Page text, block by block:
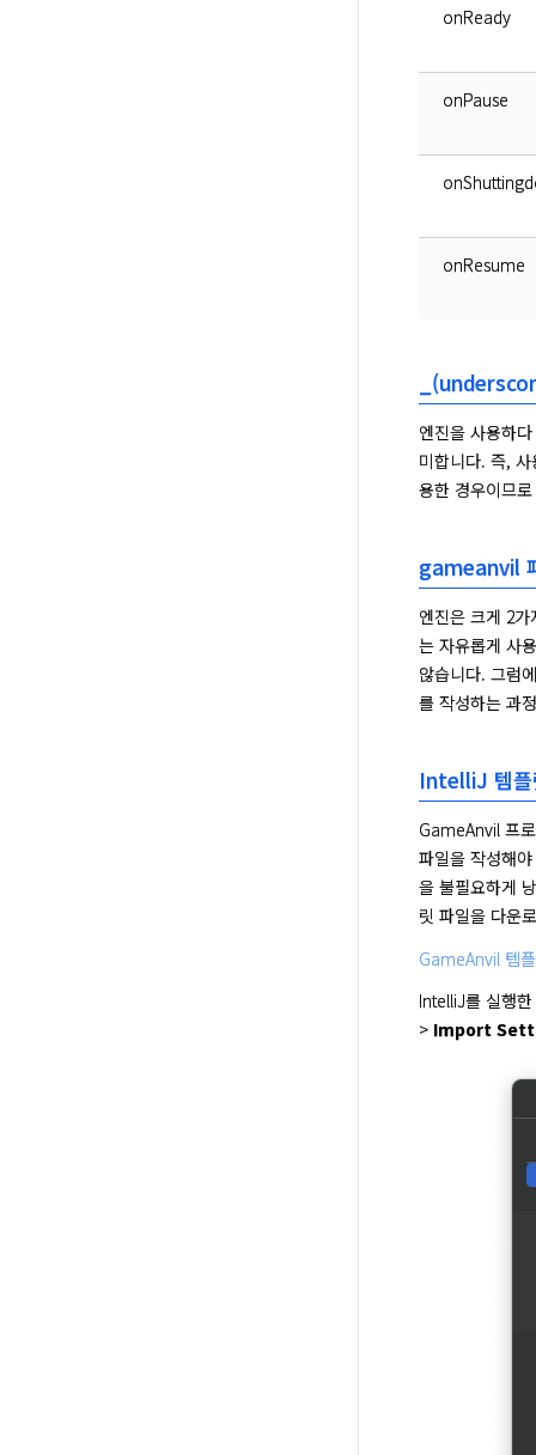
onReady
onPause
onResume
엔진을 사용하
미합니다. 즉,
용한 경우이므
gameanvil
엔진은 크게 2
는 자유롭게 사
않습니다. 그럼
를 작성하는 과
IntelliJ 템플
GameAnvil 프
파일을 작성해
을 불필요하게
릿 파일을 다운
GameAnvil 템
IntelliJ를 실행
> Import